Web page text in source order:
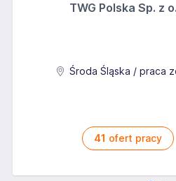
TWG Polska Sp. z
Środa Śląska / praca
41 ofert pracy